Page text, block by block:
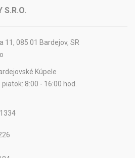
S.R.O.
11, 085 01 Bardejov, SR
Kúpele
8:00 - 16:00 hod.